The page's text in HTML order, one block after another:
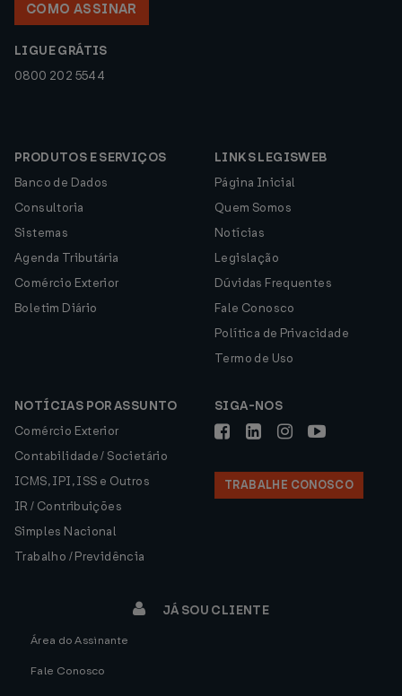
COMO ASSINAR
LIGUE GRÁTIS
0800 202 5544
PRODUTOS E SERVIÇOS
Banco de Dados
Consultoria
Sistemas
Agenda Tributária
Comércio Exterior
Boletim Diário
LINKS LEGISWEB
Página Inicial
Quem Somos
Notícias
Legislação
Dúvidas Frequentes
Fale Conosco
Política de Privacidade
Termo de Uso
NOTÍCIAS POR ASSUNTO
Comércio Exterior
Contabilidade / Societário
ICMS, IPI, ISS e Outros
IR / Contribuições
Simples Nacional
Trabalho / Previdência
SIGA-NOS
TRABALHE CONOSCO
JÁ SOU CLIENTE
Área do Assinante
Fale Conosco